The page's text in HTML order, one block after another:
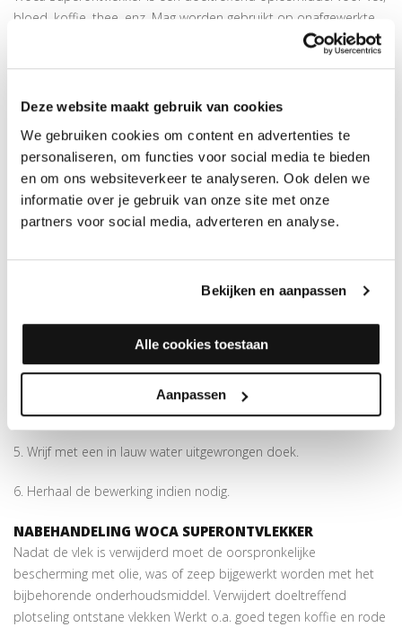
Deze website maakt gebruik van cookies
We gebruiken cookies om content en advertenties te
personaliseren, om functies voor social media te bieden
en om ons websiteverkeer te analyseren. Ook delen we
informatie over je gebruik van onze site met onze
partners voor social media, adverteren en analyse.
Bekijken en aanpassen
Alle cookies toestaan
Aanpassen
bloed, koffie, thee, enz. Mag worden gebruikt op onafgewerkte,
met zeep behandelde, geoliede of in de was gezette binnen
oppervlakken. Super Ontvlekker is op basis van zeep en werd
verwijderen uit geoliede houtoppervlakken.
GEBRUIKSAANWIJZING WOCA SUPERONTVLEKKER
1. Alvorens Super Ontvlekker te gebruiken, is het aanbevolen om
een kleine test uit te voeren op een niet-zichtbare plaats op de
vloer om u ervan te vergewissen dat het product geen
ongewenste reacties teweegbrengt.
3. Laat de Super Ontvlekker 10 à 20 min. inwerken om de vlek
4. Schrob nu lichtjes met een fijn plukjestaalwol
opgelost is.
5. Wrijf met een in lauw water uitgewrongen doek.
6. Herhaal de bewerking indien nodig.
NABEHANDELING WOCA SUPERONTVLEKKER
Nadat de vlek is verwijderd moet de oorspronkelijke
bescherming met olie, was of zeep bijgewerkt worden met het
bijbehorende onderhoudsmiddel. Verwijdert doeltreffend
plotseling ontstane vlekken Werkt o.a. goed tegen koffie en rode